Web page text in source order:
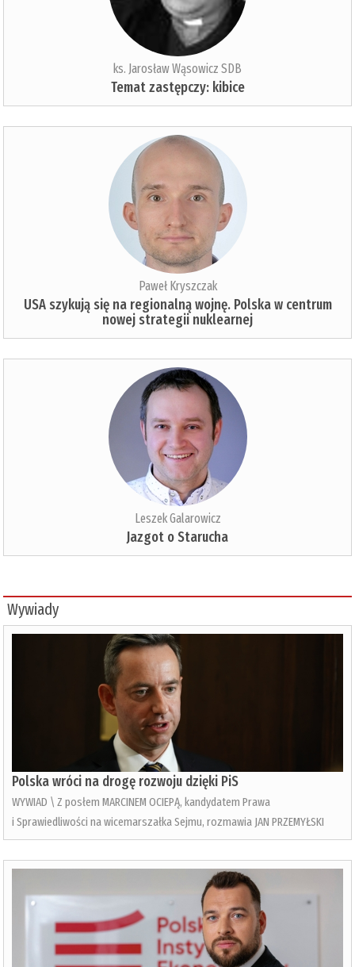
ks. Jarosław Wąsowicz SDB
Temat zastępczy: kibice
Paweł Kryszczak
USA szykują się na regionalną wojnę. Polska w centrum
nowej strategii nuklearnej
Leszek Galarowicz
Jazgot o Starucha
Wywiady
Polska wróci na drogę rozwoju dzięki PiS
WYWIAD \ Z posłem MARCINEM OCIEPĄ, kandydatem Prawa
i Sprawiedliwości na wicemarszałka Sejmu, rozmawia JAN PRZEMYŁSKI